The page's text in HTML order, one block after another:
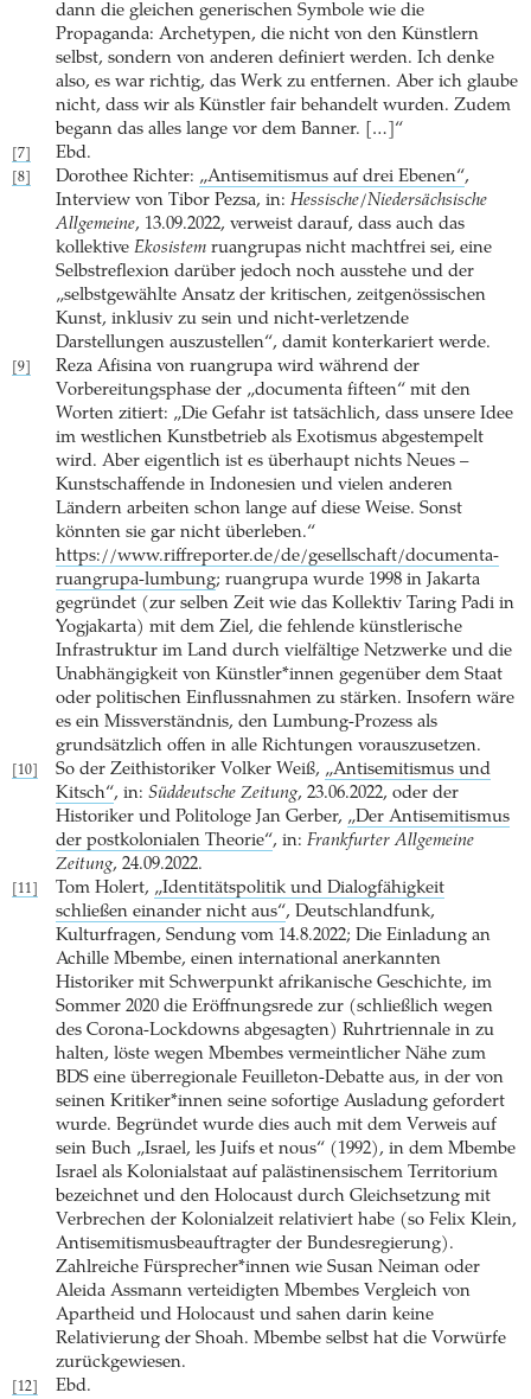
dann die gleichen generischen Symbole wie die
Propaganda: Archetypen, die nicht von den Künstlern
selbst, sondern von anderen definiert werden. Ich denke
also, es war richtig, das Werk zu entfernen. Aber ich glaube
nicht, dass wir als Künstler fair behandelt wurden. Zudem
begann das alles lange vor dem Banner. […]“
[7] Ebd.
[8] Dorothee Richter: „Antisemitismus auf drei Ebenen“,
Interview von Tibor Pezsa, in: Hessische/Niedersächsische
Allgemeine, 13.09.2022, verweist darauf, dass auch das
kollektive Ekosistem ruangrupas nicht machtfrei sei, eine
Selbstreflexion darüber jedoch noch ausstehe und der
„selbstgewählte Ansatz der kritischen, zeitgenössischen
Kunst, inklusiv zu sein und nicht-verletzende
Darstellungen auszustellen“, damit konterkariert werde.
[9]
Reza Afisina von ruangrupa wird während der
Vorbereitungsphase der „documenta fifteen“ mit den
Worten zitiert: „Die Gefahr ist tatsächlich, dass unsere Idee
im westlichen Kunstbetrieb als Exotismus abgestempelt
wird. Aber eigentlich ist es überhaupt nichts Neues –
Kunstschaffende in Indonesien und vielen anderen
Ländern arbeiten schon lange auf diese Weise. Sonst
könnten sie gar nicht überleben.“
https://www.riffreporter.de/de/gesellschaft/documenta-
ruangrupa-lumbung; ruangrupa wurde 1998 in Jakarta
gegründet (zur selben Zeit wie das Kollektiv Taring Padi in
Yogjakarta) mit dem Ziel, die fehlende künstlerische
Infrastruktur im Land durch vielfältige Netzwerke und die
Unabhängigkeit von Künstler*innen gegenüber dem Staat
oder politischen Einflussnahmen zu stärken. Insofern wäre
es ein Missverständnis, den Lumbung-Prozess als
grundsätzlich offen in alle Richtungen vorauszusetzen.
[10] So der Zeithistoriker Volker Weiß, „Antisemitismus und
Kitsch“, in: Süddeutsche Zeitung, 23.06.2022, oder der
Historiker und Politologe Jan Gerber, „Der Antisemitismus
der postkolonialen Theorie“, in: Frankfurter Allgemeine
Zeitung, 24.09.2022.
[11] Tom Holert, „Identitätspolitik und Dialogfähigkeit
schließen einander nicht aus“, Deutschlandfunk,
Kulturfragen, Sendung vom 14.8.2022; Die Einladung an
Achille Mbembe, einen international anerkannten
Historiker mit Schwerpunkt afrikanische Geschichte, im
Sommer 2020 die Eröffnungsrede zur (schließlich wegen
des Corona-Lockdowns abgesagten) Ruhrtriennale in zu
halten, löste wegen Mbembes vermeintlicher Nähe zum
BDS eine überregionale Feuilleton-Debatte aus, in der von
seinen Kritiker*innen seine sofortige Ausladung gefordert
wurde. Begründet wurde dies auch mit dem Verweis auf
sein Buch „Israel, les Juifs et nous“ (1992), in dem Mbembe
Israel als Kolonialstaat auf palästinensischem Territorium
bezeichnet und den Holocaust durch Gleichsetzung mit
Verbrechen der Kolonialzeit relativiert habe (so Felix Klein,
Antisemitismusbeauftragter der Bundesregierung).
Zahlreiche Fürsprecher*innen wie Susan Neiman oder
Aleida Assmann verteidigten Mbembes Vergleich von
Apartheid und Holocaust und sahen darin keine
Relativierung der Shoah. Mbembe selbst hat die Vorwürfe
zurückgewiesen.
[12] Ebd.